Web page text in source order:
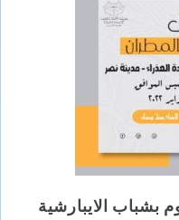
بشباب الايبارشية